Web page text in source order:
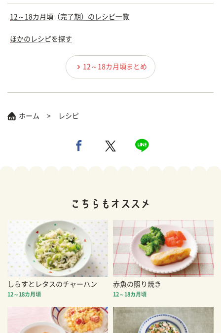
12～18カ月頃（完了期）のレシピ一覧
ほかのレシピを探す
12～18カ月頃まとめ
ホーム レシピ
しらすとレタスのチャーハン
12～18カ月頃
赤魚の照り焼き
12～18カ月頃